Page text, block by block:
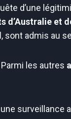
d’une
d’Australie et
sont admis au
les autres
surveillance